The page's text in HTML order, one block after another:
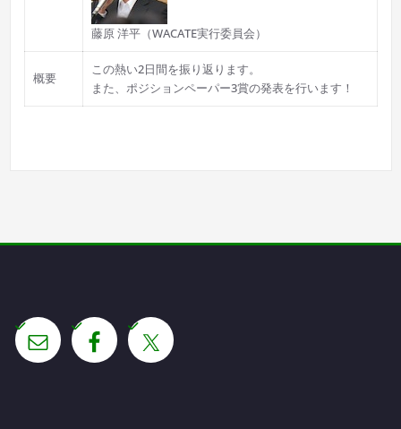
藤原 洋平（WACATE実行委員会）
概要
この熱い2日間を振り返ります。
また、ポジションペーパー3賞の発表を行います！